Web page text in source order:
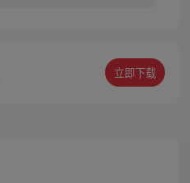
活被彻底颠覆，与冯宝宝一
。
立即下载